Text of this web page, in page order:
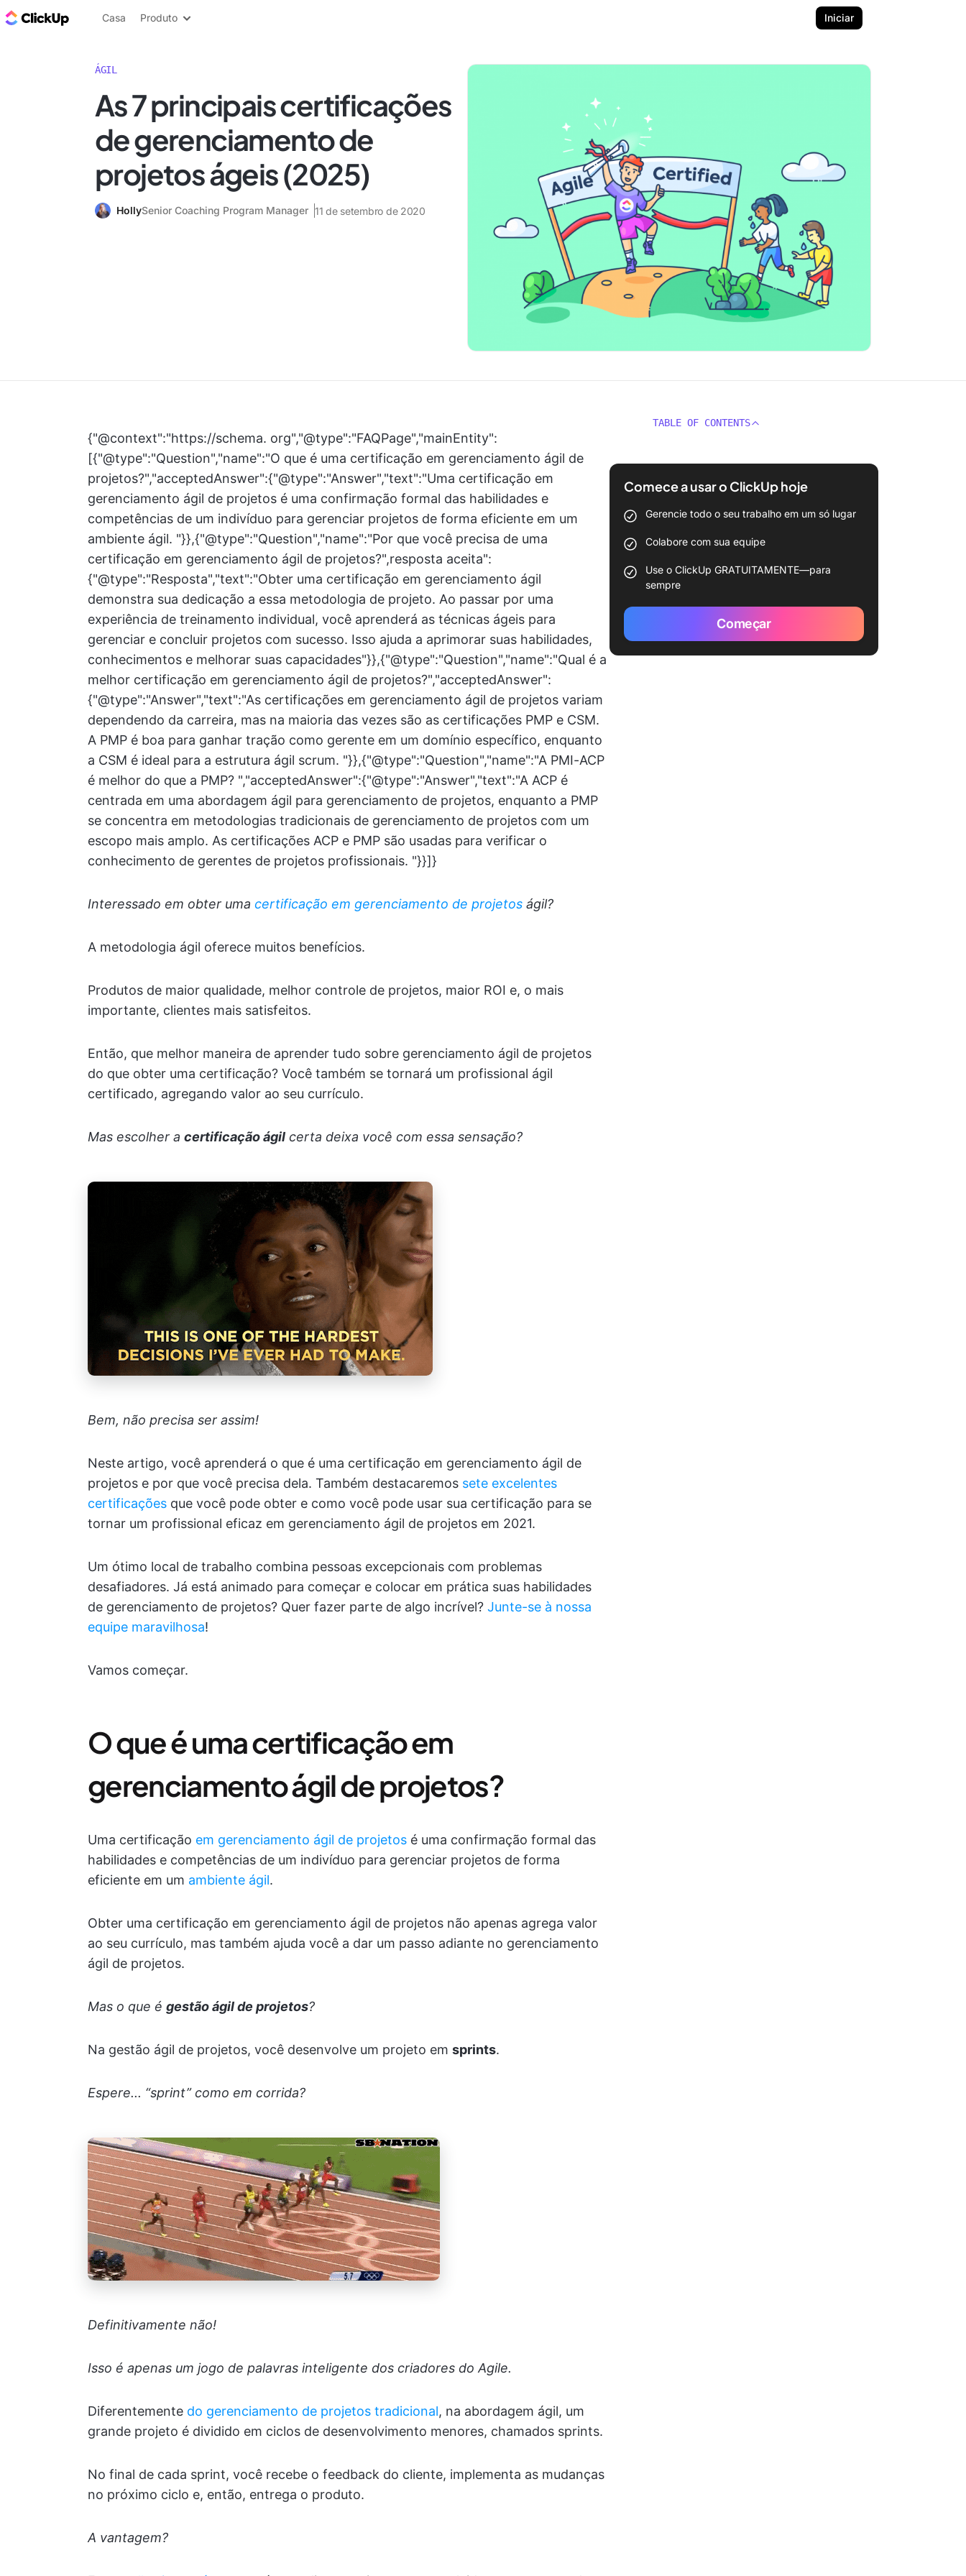
ClickUp Blogue
Casa Produto Iniciar
ÁGIL
As 7 principais certificações
de gerenciamento de
projetos ágeis (2025)
HollySenior Coaching Program Manager 11 de setembro de 2020
{"@context":"https://schema. org","@type":"FAQPage","mainEntity":
[{"@type":"Question","name":"O que é uma certificação em gerenciamento ágil de
projetos?","acceptedAnswer":{"@type":"Answer","text":"Uma certificação em
gerenciamento ágil de projetos é uma confirmação formal das habilidades e
competências de um indivíduo para gerenciar projetos de forma eficiente em um
ambiente ágil. "}},{"@type":"Question","name":"Por que você precisa de uma
certificação em gerenciamento ágil de projetos?",resposta aceita":
{"@type":"Resposta","text":"Obter uma certificação em gerenciamento ágil
demonstra sua dedicação a essa metodologia de projeto. Ao passar por uma
experiência de treinamento individual, você aprenderá as técnicas ágeis para
gerenciar e concluir projetos com sucesso. Isso ajuda a aprimorar suas habilidades,
conhecimentos e melhorar suas capacidades"}},{"@type":"Question","name":"Qual é a
melhor certificação em gerenciamento ágil de projetos?","acceptedAnswer":
{"@type":"Answer","text":"As certificações em gerenciamento ágil de projetos variam
dependendo da carreira, mas na maioria das vezes são as certificações PMP e CSM.
A PMP é boa para ganhar tração como gerente em um domínio específico, enquanto
a CSM é ideal para a estrutura ágil scrum. "}},{"@type":"Question","name":"A PMI-ACP
é melhor do que a PMP? ","acceptedAnswer":{"@type":"Answer","text":"A ACP é
centrada em uma abordagem ágil para gerenciamento de projetos, enquanto a PMP
se concentra em metodologias tradicionais de gerenciamento de projetos com um
escopo mais amplo. As certificações ACP e PMP são usadas para verificar o
conhecimento de gerentes de projetos profissionais. "}}]}
Interessado em obter uma certificação em gerenciamento de projetos ágil?
A metodologia ágil oferece muitos benefícios.
Produtos de maior qualidade, melhor controle de projetos, maior ROI e, o mais
importante, clientes mais satisfeitos.
Então, que melhor maneira de aprender tudo sobre gerenciamento ágil de projetos
do que obter uma certificação? Você também se tornará um profissional ágil
certificado, agregando valor ao seu currículo.
Mas escolher a certificação ágil certa deixa você com essa sensação?
Bem, não precisa ser assim!
Neste artigo, você aprenderá o que é uma certificação em gerenciamento ágil de
projetos e por que você precisa dela. Também destacaremos sete excelentes
certificações que você pode obter e como você pode usar sua certificação para se
tornar um profissional eficaz em gerenciamento ágil de projetos em 2021.
Um ótimo local de trabalho combina pessoas excepcionais com problemas
desafiadores. Já está animado para começar e colocar em prática suas habilidades
de gerenciamento de projetos? Quer fazer parte de algo incrível? Junte-se à nossa
equipe maravilhosa!
Vamos começar.
O que é uma certificação em
gerenciamento ágil de projetos?
Uma certificação em gerenciamento ágil de projetos é uma confirmação formal das
habilidades e competências de um indivíduo para gerenciar projetos de forma
eficiente em um ambiente ágil.
Obter uma certificação em gerenciamento ágil de projetos não apenas agrega valor
ao seu currículo, mas também ajuda você a dar um passo adiante no gerenciamento
ágil de projetos.
Mas o que é gestão ágil de projetos?
Na gestão ágil de projetos, você desenvolve um projeto em sprints.
Espere... “sprint” como em corrida?
Definitivamente não!
Isso é apenas um jogo de palavras inteligente dos criadores do Agile.
Diferentemente do gerenciamento de projetos tradicional, na abordagem ágil, um
grande projeto é dividido em ciclos de desenvolvimento menores, chamados sprints.
No final de cada sprint, você recebe o feedback do cliente, implementa as mudanças
no próximo ciclo e, então, entrega o produto.
A vantagem?
TABLE OF CONTENTS
Comece a usar o ClickUp hoje
Gerencie todo o seu trabalho em um só lugar
Colabore com sua equipe
Use o ClickUp GRATUITAMENTE—para
sempre
Começar